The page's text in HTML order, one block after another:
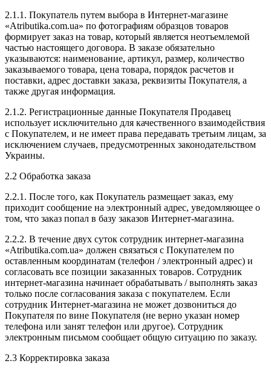
2.1.1. Покупатель путем выбора в Интернет-магазине
«Atributika.com.ua» по фотографиям образцов товаров
формирует заказ на товар, который является неотъемлемой
частью настоящего договора. В заказе обязательно
указываются: наименование, артикул, размер, количество
заказываемого товара, цена товара, порядок расчетов и
поставки, адрес доставки заказа, реквизиты Покупателя, а
также другая информация.
2.1.2. Регистрационные данные Покупателя Продавец
использует исключительно для качественного взаимодействия
с Покупателем, и не имеет права передавать третьим лицам, за
исключением случаев, предусмотренных законодательством
Украины.
2.2 Обработка заказа
2.2.1. После того, как Покупатель размещает заказ, ему
приходит сообщение на электронный адрес, уведомляющее о
том, что заказ попал в базу заказов Интернет-магазина.
2.2.2. В течение двух суток сотрудник интернет-магазина
«Atributika.com.ua» должен связаться с Покупателем по
оставленным координатам (телефон / электронный адрес) и
согласовать все позиции заказанных товаров. Сотрудник
интернет-магазина начинает обрабатывать / выполнять заказ
только после согласования заказа с покупателем. Если
сотрудник Интернет-магазина не может дозвониться до
Покупателя по вине Покупателя (не верно указан номер
телефона или занят телефон или другое). Сотрудник
электронным письмом сообщает общую ситуацию по заказу.
2.3 Корректировка заказа